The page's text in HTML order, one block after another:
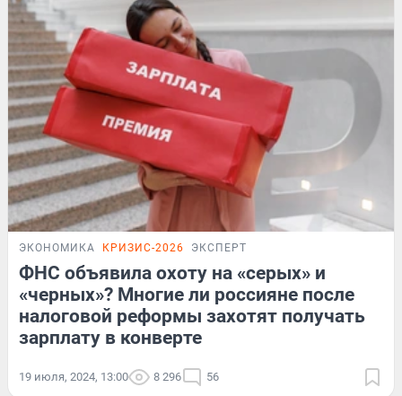
ЭКОНОМИКА КРИЗИС-2026 ЭКСПЕРТ
ФНС объявила охоту на «серых» и
«черных»? Многие ли россияне после
налоговой реформы захотят получать
зарплату в конверте
19 июля, 2024, 13:00 8 296 56